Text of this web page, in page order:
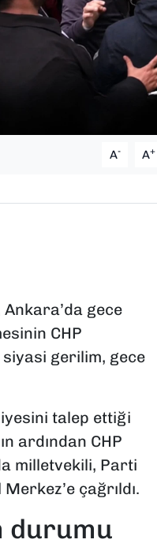
A- A+
gece
CHP
gerilim, gece
talep ettiği
ardından CHP
milletvekili, Parti
çağrıldı.
durumu